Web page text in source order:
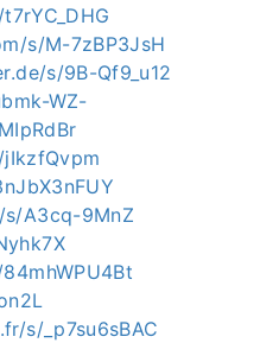
s/M-7zBP3JsH
s/9B-Qf9_u12
WZ-
A3cq-9MnZ
s/_p7su6sBAC